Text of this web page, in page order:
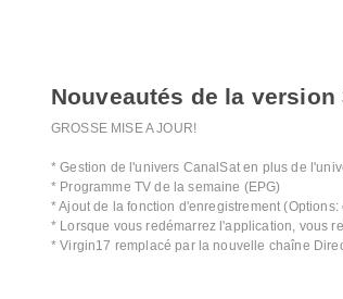
Nouveautés de la version
GROSSE MISE A JOUR!
* Gestion de l'univers CanalSat en plus de
* Programme TV de la semaine (EPG)
* Ajout de la fonction d'enregistrement
* Lorsque vous redémarrez l'application, vous
* Virgin17 remplacé par la nouvelle chaîne